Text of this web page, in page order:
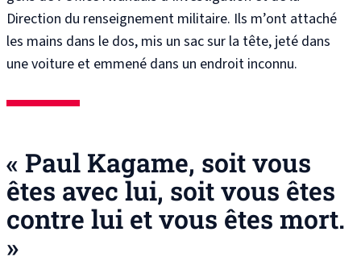
Direction du renseignement militaire. Ils m’ont attaché
les mains dans le dos, mis un sac sur la tête, jeté dans
une voiture et emmené dans un endroit inconnu.
« Paul Kagame, soit vous
êtes avec lui, soit vous êtes
contre lui et vous êtes mort.
»